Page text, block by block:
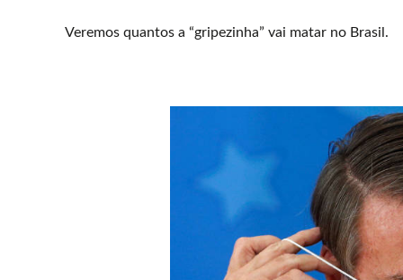
Veremos quantos a “gripezinha” vai matar no Brasil.